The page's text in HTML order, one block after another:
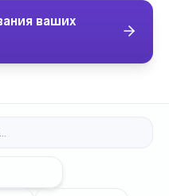
ваших